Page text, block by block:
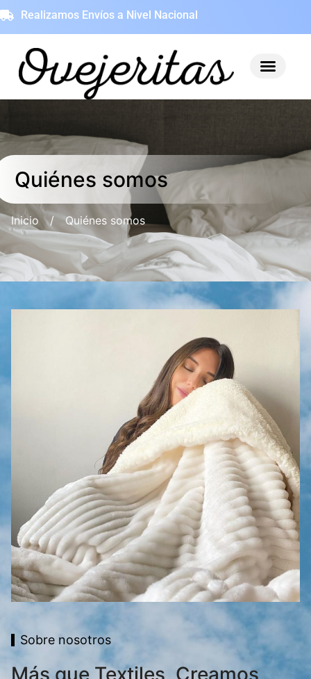
Realizamos Envíos a Nivel Nacional
Quiénes somos
Inicio / Quiénes somos
Sobre nosotros
Más que Textiles, Creamos